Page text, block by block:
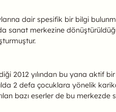
dair spesifik bir bilgi
sanat merkezine
2012 yılından bu yana aktif
2 defa çocuklara yönelik
bazı eserler de bu